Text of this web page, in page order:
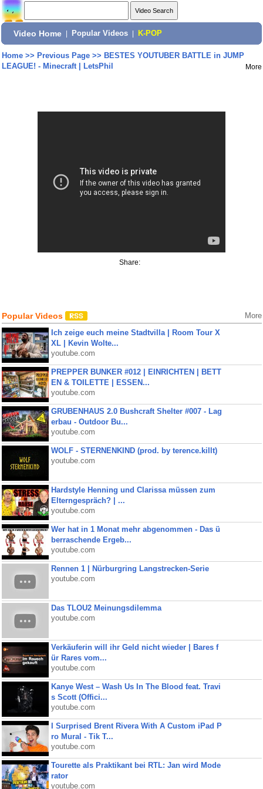
Video Home Popular Videos K-POP
Home>> Previous Page>> BESTES YOUTUBER BATTLE in JUMP
LEAGUE! - Minecraft | LetsPhil
More
Share:
Popular Videos More
Ich zeige euch meine Stadtvilla | Room Tour X
XL | Kevin Wolte...
youtube.com
PREPPER BUNKER #012 | EINRICHTEN | BETT
EN & TOILETTE | ESSEN...
youtube.com
GRUBENHAUS 2.0 Bushcraft Shelter #007 - Lag
erbau - Outdoor Bu...
youtube.com
WOLF - STERNENKIND (prod. by terence.killt)
youtube.com
Hardstyle Henning und Clarissa müssen zum
Elterngespräch? | ...
youtube.com
Wer hat in 1 Monat mehr abgenommen - Das ü
berraschende Ergeb...
youtube.com
Rennen 1 | Nürburgring Langstrecken-Serie
youtube.com
Das TLOU2 Meinungsdilemma
youtube.com
Verkäuferin will ihr Geld nicht wieder | Bares f
ür Rares vom...
youtube.com
Kanye West – Wash Us In The Blood feat. Travi
s Scott (Offici...
youtube.com
I Surprised Brent Rivera With A Custom iPad P
ro Mural - Tik T...
youtube.com
Tourette als Praktikant bei RTL: Jan wird Mode
rator
youtube.com